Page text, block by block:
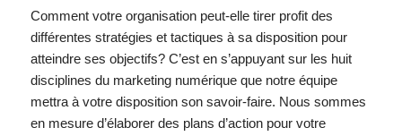
Comment votre organisation peut-elle tirer profit des
différentes stratégies et tactiques à sa disposition pour
atteindre ses objectifs? C’est en s’appuyant sur les huit
disciplines du marketing numérique que notre équipe
mettra à votre disposition son savoir-faire. Nous sommes
en mesure d’élaborer des plans d’action pour votre